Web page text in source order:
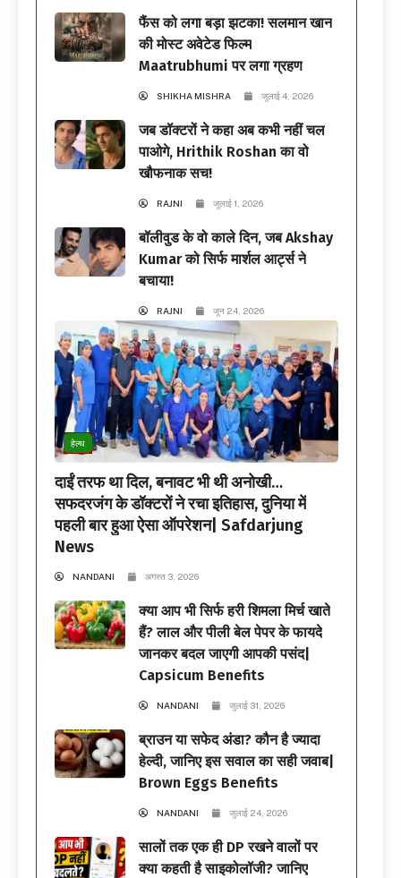
फैंस को लगा बड़ा झटका! सलमान खान
की मोस्ट अवेटेड फिल्म
Maatrubhumi पर लगा ग्रहण
SHIKHA MISHRA जुलाई 4, 2026
जब डॉक्टरों ने कहा अब कभी नहीं चल
पाओगे, Hrithik Roshan का वो
खौफनाक सच!
RAJNI जुलाई 1, 2026
बॉलीवुड के वो काले दिन, जब Akshay
Kumar को सिर्फ मार्शल आर्ट्स ने
बचाया!
RAJNI जून 24, 2026
हेल्थ
दाईं तरफ था दिल, बनावट भी थी अनोखी…
सफदरजंग के डॉक्टरों ने रचा इतिहास, दुनिया में
पहली बार हुआ ऐसा ऑपरेशन| Safdarjung
News
NANDANI अगस्त 3, 2026
क्या आप भी सिर्फ हरी शिमला मिर्च खाते
हैं? लाल और पीली बेल पेपर के फायदे
जानकर बदल जाएगी आपकी पसंद|
Capsicum Benefits
NANDANI जुलाई 31, 2026
ब्राउन या सफेद अंडा? कौन है ज्यादा
हेल्दी, जानिए इस सवाल का सही जवाब|
Brown Eggs Benefits
NANDANI जुलाई 24, 2026
सालों तक एक ही DP रखने वालों पर
क्या कहती है साइकोलॉजी? जानिए